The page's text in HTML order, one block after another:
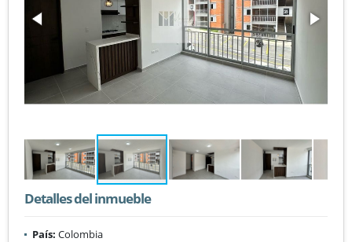
Detalles del inmueble
País: Colombia